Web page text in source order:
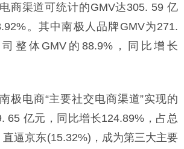
商渠道可统计的GMV达305. 59 亿
。其中南极人品牌GMV为271.
整体GMV的88.9%，同比增长
极电商“主要社交电商渠道”实现的
65 亿元，同比增长124.89%，占总
逼京东(15.32%)，成为第三大主要